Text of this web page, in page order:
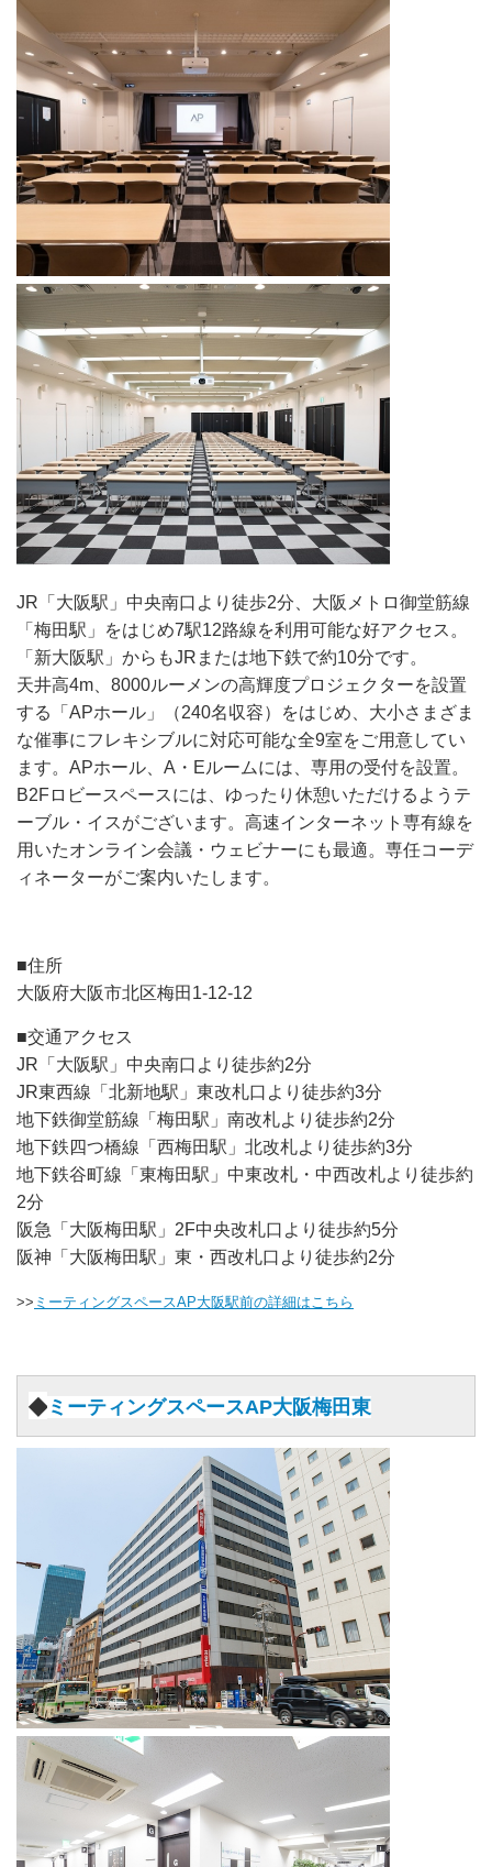
JR「大阪駅」中央南口より徒歩2分、大阪メトロ御堂筋線
「梅田駅」をはじめ7駅12路線を利用可能な好アクセス。
「新大阪駅」からもJRまたは地下鉄で約10分です。
天井高4m、8000ルーメンの高輝度プロジェクターを設置
する「APホール」（240名収容）をはじめ、大小さまざま
な催事にフレキシブルに対応可能な全9室をご用意してい
ます。APホール、A・Eルームには、専用の受付を設置。
B2Fロビースペースには、ゆったり休憩いただけるようテ
ーブル・イスがございます。高速インターネット専有線を
用いたオンライン会議・ウェビナーにも最適。専任コーデ
ィネーターがご案内いたします。
■住所
大阪府大阪市北区梅田1-12-12
■交通アクセス
JR「大阪駅」中央南口より徒歩約2分
JR東西線「北新地駅」東改札口より徒歩約3分
地下鉄御堂筋線「梅田駅」南改札より徒歩約2分
地下鉄四つ橋線「西梅田駅」北改札より徒歩約3分
地下鉄谷町線「東梅田駅」中東改札・中西改札より徒歩約
2分
阪急「大阪梅田駅」2F中央改札口より徒歩約5分
阪神「大阪梅田駅」東・西改札口より徒歩約2分
>> ミーティングスペースAP大阪駅前の詳細はこちら
◆ ミーティングスペースAP大阪梅田東